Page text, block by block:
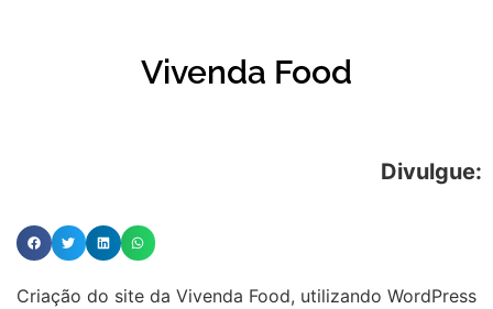
Vivenda Food
Divulgue:
Criação do site da Vivenda Food, utilizando WordPress